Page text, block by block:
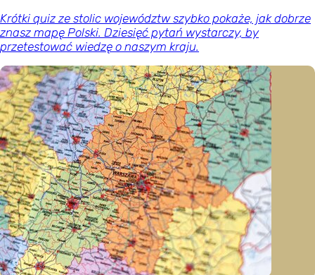
Krótki quiz ze stolic województw szybko pokaże, jak dobrze
znasz mapę Polski. Dziesięć pytań wystarczy, by
przetestować wiedzę o naszym kraju.